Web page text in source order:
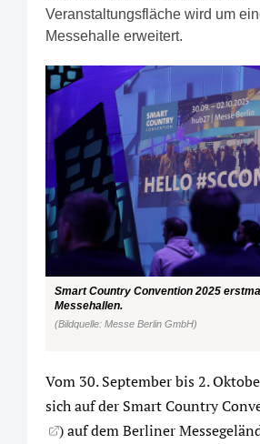
Veranstaltungsfläche wird um
Messehalle erweitert.
Smart Country Convention 2025
Messehallen.
(Bildquelle: Messe Berlin GmbH)
Vom 30. September bis 2.
sich auf der Smart Country
) auf dem Berliner